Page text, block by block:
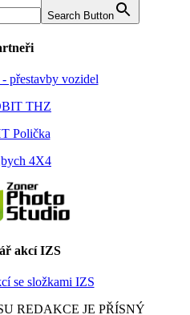
Search Button
akcí IZS
REDAKCE JE PŘÍSNÝ